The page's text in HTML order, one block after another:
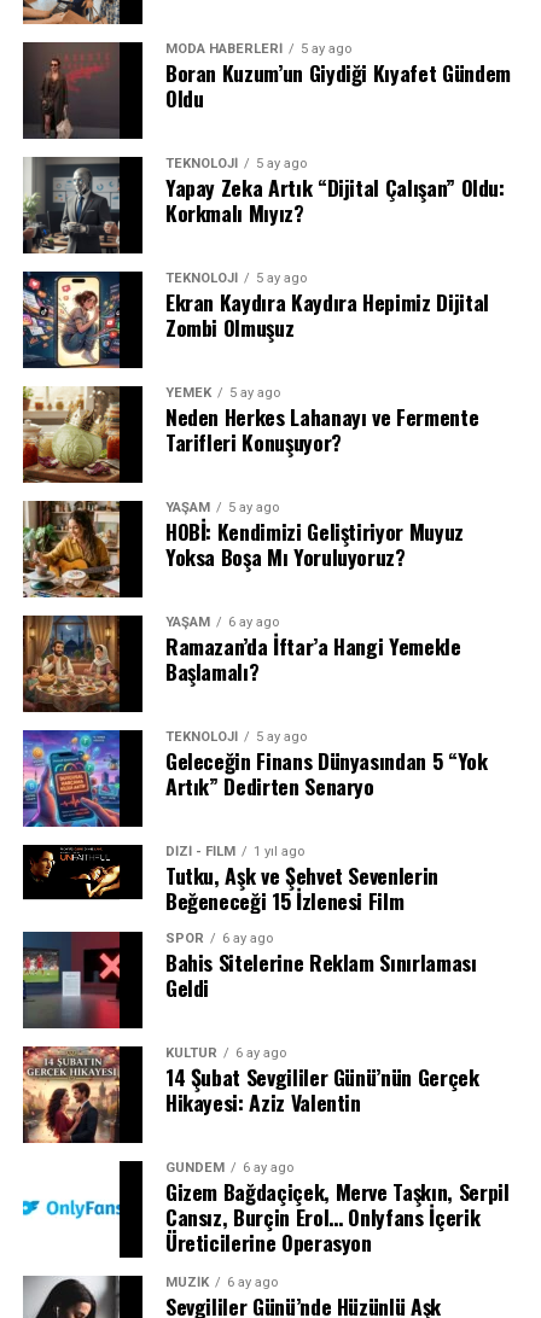
MODA HABERLERİ 5 ay ago
Boran Kuzum’un Giydiği Kıyafet Gündem
Oldu
TEKNOLOJİ 5 ay ago
Yapay Zeka Artık “Dijital Çalışan” Oldu:
Korkmalı Mıyız?
TEKNOLOJİ 5 ay ago
Ekran Kaydıra Kaydıra Hepimiz Dijital
Zombi Olmuşuz
YEMEK 5 ay ago
Neden Herkes Lahanayı ve Fermente
Tarifleri Konuşuyor?
YAŞAM 5 ay ago
HOBİ: Kendimizi Geliştiriyor Muyuz
Yoksa Boşa Mı Yoruluyoruz?
YAŞAM 6 ay ago
Ramazan’da İftar’a Hangi Yemekle
Başlamalı?
TEKNOLOJİ 5 ay ago
Geleceğin Finans Dünyasından 5 “Yok
Artık” Dedirten Senaryo
DİZİ - FİLM 1 yıl ago
Tutku, Aşk ve Şehvet Sevenlerin
Beğeneceği 15 İzlenesi Film
SPOR 6 ay ago
Bahis Sitelerine Reklam Sınırlaması
Geldi
KÜLTÜR 6 ay ago
14 Şubat Sevgililer Günü’nün Gerçek
Hikayesi: Aziz Valentin
GÜNDEM 6 ay ago
Gizem Bağdaçiçek, Merve Taşkın, Serpil
Cansız, Burçin Erol… Onlyfans İçerik
Üreticilerine Operasyon
MÜZİK 6 ay ago
Sevgililer Günü’nde Hüzünlü Aşk